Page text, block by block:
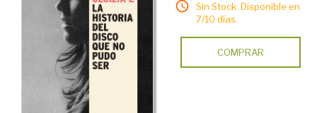
Sin Stock. Disponible en
7/10 días.
COMPRAR